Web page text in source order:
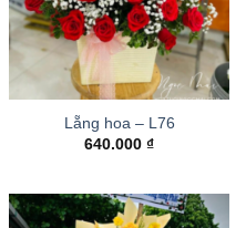
Lẵng hoa – L76
640.000 ₫